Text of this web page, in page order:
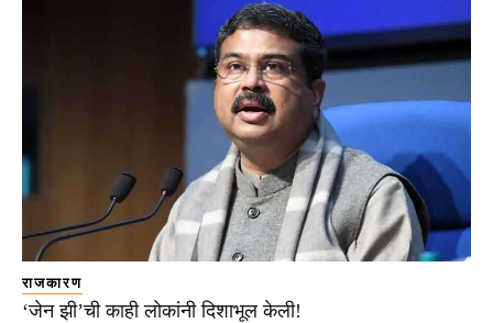
राजकारण
‘जेन झी’ची काही लोकांनी दिशाभूल केली!